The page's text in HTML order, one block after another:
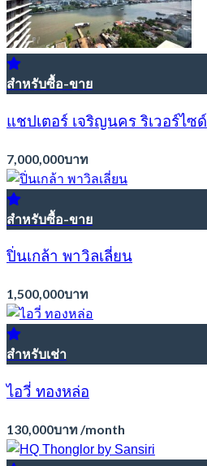
สำหรับซื้อ-ขาย
แชปเตอร์ เจริญนคร ริเวอร์ไซด์
7,000,000บาท
สำหรับซื้อ-ขาย
ปิ่นเกล้า พาวิลเลี่ยน
1,500,000บาท
สำหรับเช่า
ไอวี่ ทองหล่อ
130,000บาท /month